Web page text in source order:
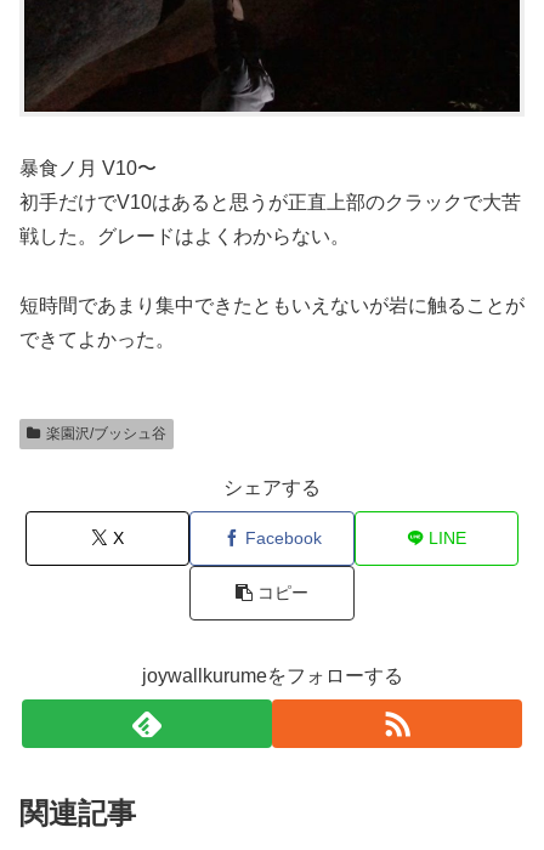
暴食ノ月 V10〜
初手だけでV10はあると思うが正直上部のクラックで大苦
戦した。グレードはよくわからない。
短時間であまり集中できたともいえないが岩に触ることが
できてよかった。
楽園沢/ブッシュ谷
シェアする
X Facebook LINE
コピー
joywallkurumeをフォローする
関連記事